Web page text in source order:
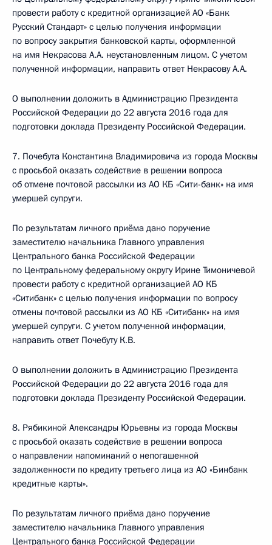
провести работу с кредитной организацией АО «Банк
Русский Стандарт» с целью получения информации
по вопросу закрытия банковской карты, оформленной
на имя Некрасова А.А. неустановленным лицом. С учетом
полученной информации, направить ответ Некрасову А.А.
О выполнении доложить в Администрацию Президента
Российской Федерации до 22 августа 2016 года для
подготовки доклада Президенту Российской Федерации.
7. Почебута Константина Владимировича из города Москвы
с просьбой оказать содействие в решении вопроса
об отмене почтовой рассылки из АО КБ «Сити-банк» на имя
умершей супруги.
По результатам личного приёма дано поручение
заместителю начальника Главного управления
Центрального банка Российской Федерации
по Центральному федеральному округу Ирине Тимоничевой
провести работу с кредитной организацией АО КБ
«Ситибанк» с целью получения информации по вопросу
отмены почтовой рассылки из АО КБ «Ситибанк» на имя
умершей супруги. С учетом полученной информации,
направить ответ Почебуту К.В.
О выполнении доложить в Администрацию Президента
Российской Федерации до 22 августа 2016 года для
подготовки доклада Президенту Российской Федерации.
8. Рябикиной Александры Юрьевны из города Москвы
с просьбой оказать содействие в решении вопроса
о направлении напоминаний о непогашенной
задолженности по кредиту третьего лица из АО «Бинбанк
кредитные карты».
По результатам личного приёма дано поручение
заместителю начальника Главного управления
Центрального банка Российской Федерации